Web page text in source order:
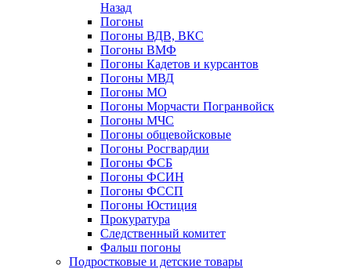
Назад
Погоны
Погоны ВДВ, ВКС
Погоны ВМФ
Погоны Кадетов и курсантов
Погоны МВД
Погоны МО
Погоны Морчасти Погранвойск
Погоны МЧС
Погоны общевойсковые
Погоны Росгвардии
Погоны ФСБ
Погоны ФСИН
Погоны ФССП
Погоны Юстиция
Прокуратура
Следственный комитет
Фальш погоны
Подростковые и детские товары